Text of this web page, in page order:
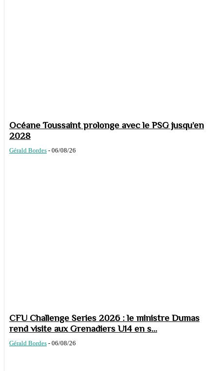
Océane Toussaint prolonge avec le PSG jusqu’en
2028
Gérald Bordes - 06/08/26
CFU Challenge Series 2026 : le ministre Dumas
rend visite aux Grenadiers U14 en s...
Gérald Bordes - 06/08/26